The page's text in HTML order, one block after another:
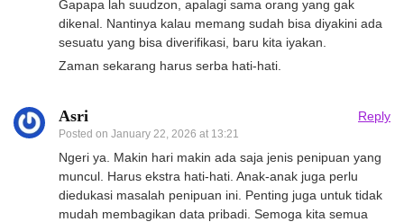
Gapapa lah suudzon, apalagi sama orang yang gak
dikenal. Nantinya kalau memang sudah bisa diyakini ada
sesuatu yang bisa diverifikasi, baru kita iyakan.
Zaman sekarang harus serba hati-hati.
Asri
Posted on January 22, 2026 at 13:21
Reply
Ngeri ya. Makin hari makin ada saja jenis penipuan yang
muncul. Harus ekstra hati-hati. Anak-anak juga perlu
diedukasi masalah penipuan ini. Penting juga untuk tidak
mudah membagikan data pribadi. Semoga kita semua